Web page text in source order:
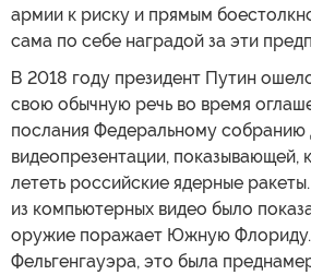
армии к риску и прямым
сама по себе наградой за эти
В 2018 году президент Путин
свою обычную речь во время
послания Федеральному собранию
видеопрезентации, показывающей,
лететь российские ядерные
из компьютерных видео было
оружие поражает Южную
Фельгенгауэра, это была